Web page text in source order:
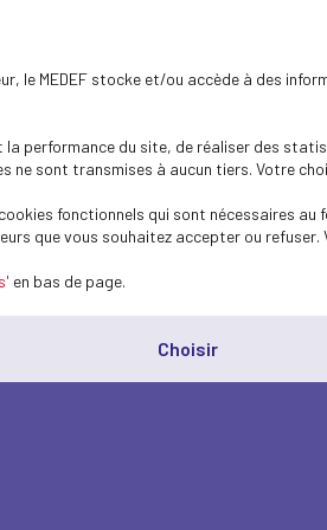
le MEDEF stocke et/ou accède à des
performance du site, de réaliser des
sont transmises à aucun tiers. Votre
fonctionnels qui sont nécessaires
que vous souhaitez accepter ou refuser.
en bas de page.
Choisir